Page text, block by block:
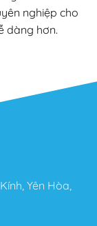
nghiệp cho
dàng hơn.
Yên Hòa,